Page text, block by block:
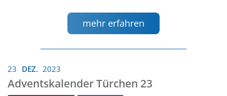
mehr erfahren
23 DEZ. 2023
Adventskalender Türchen 23